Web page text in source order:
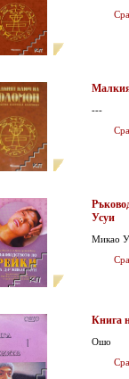
---
Усуи
Микао
Книга
Ошо